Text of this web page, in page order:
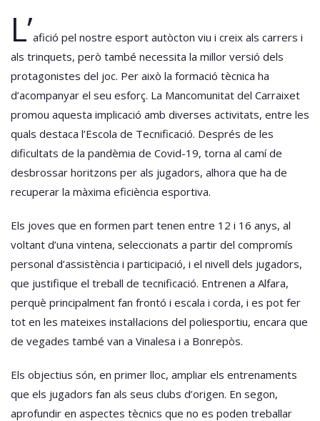
L’afició pel nostre esport autòcton viu i creix als carrers i
als trinquets, però també necessita la millor versió dels
protagonistes del joc. Per això la formació tècnica ha
d’acompanyar el seu esforç. La Mancomunitat del Carraixet
promou aquesta implicació amb diverses activitats, entre les
quals destaca l’Escola de Tecnificació. Després de les
dificultats de la pandèmia de Covid-19, torna al camí de
desbrossar horitzons per als jugadors, alhora que ha de
recuperar la màxima eficiència esportiva.
Els joves que en formen part tenen entre 12 i 16 anys, al
voltant d’una vintena, seleccionats a partir del compromís
personal d’assistència i participació, i el nivell dels jugadors,
que justifique el treball de tecnificació. Entrenen a Alfara,
perquè principalment fan frontó i escala i corda, i es pot fer
tot en les mateixes instal·lacions del poliesportiu, encara que
de vegades també van a Vinalesa i a Bonrepòs.
Els objectius són, en primer lloc, ampliar els entrenaments
que els jugadors fan als seus clubs d’origen. En segon,
aprofundir en aspectes tècnics que no es poden treballar